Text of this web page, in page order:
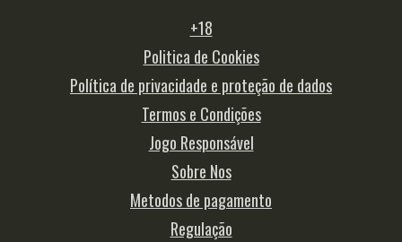
+18
Politica de Cookies
Política de privacidade e proteção de dados
Termos e Condições
Jogo Responsável
Sobre Nos
Metodos de pagamento
Regulação